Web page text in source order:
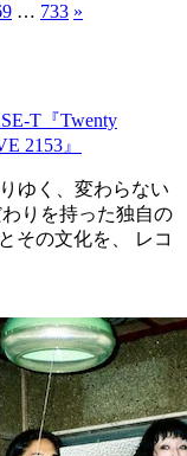
… 733 »
T『Twenty
2153』
ゆく、変わらない
りを持った独自の
その文化を、 レコ